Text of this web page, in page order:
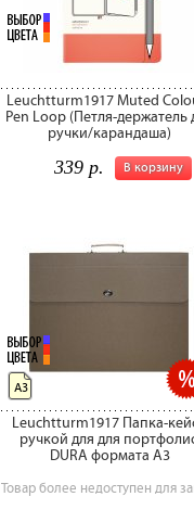
Leuchtturm1917 Muted
Pen Loop (Петля-держатель
ручки/карандаша)
В корзину
339 р.
Leuchtturm1917 Папка-
ручкой для для
DURA формата A3
Товар более недоступен для
А3